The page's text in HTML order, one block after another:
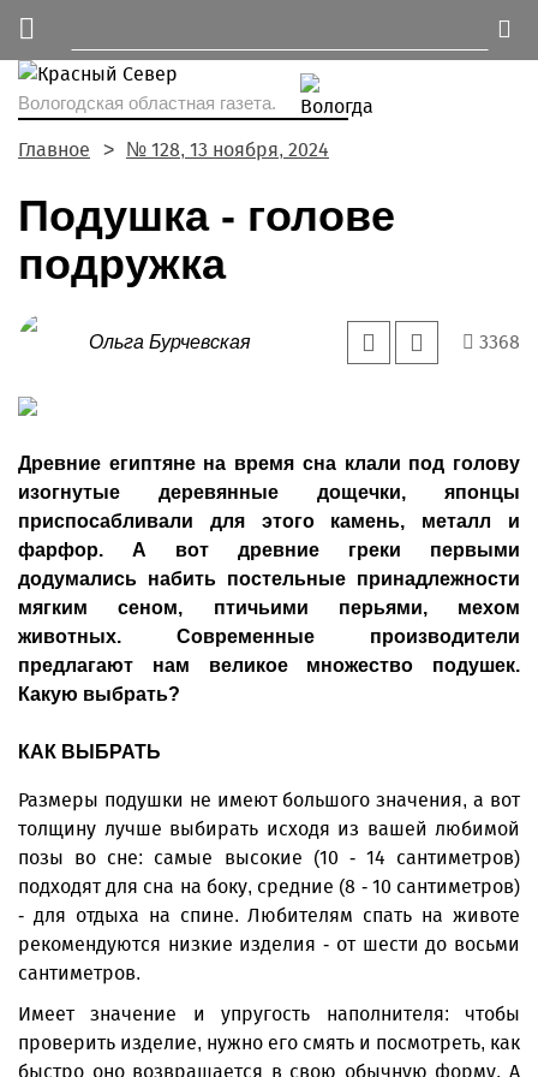
Вологодская областная газета.
Главное № 128, 13 ноября, 2024
Подушка - голове
подружка
Ольга Бурчевская 3368
Древние египтяне на время сна клали под голову
изогнутые деревянные дощечки, японцы
приспосабливали для этого камень, металл и
фарфор. А вот древние греки первыми
додумались набить постельные принадлежности
мягким сеном, птичьими перьями, мехом
животных. Современные производители
предлагают нам великое множество подушек.
Какую выбрать?
КАК ВЫБРАТЬ
Размеры подушки не имеют большого значения, а вот
толщину лучше выбирать исходя из вашей любимой
позы во сне: самые высокие (10 - 14 сантиметров)
подходят для сна на боку, средние (8 - 10 сантиметров)
- для отдыха на спине. Любителям спать на животе
рекомендуются низкие изделия - от шести до восьми
сантиметров.
Имеет значение и упругость наполнителя: чтобы
проверить изделие, нужно его смять и посмотреть, как
быстро оно возвращается в свою обычную форму. А